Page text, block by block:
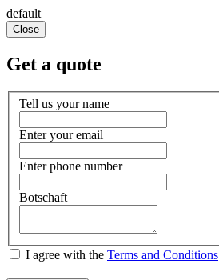
default
Close
Get a quote
Tell us your name
Enter your email
Enter phone number
Botschaft
I agree with the Terms and Conditions